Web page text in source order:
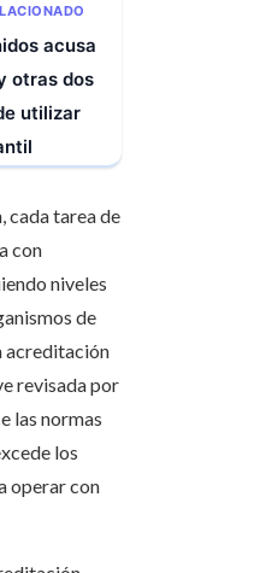
acusa
otras dos
utilizar
cada tarea de
con
niveles
de
acreditación
revisada por
las normas
los
operar con